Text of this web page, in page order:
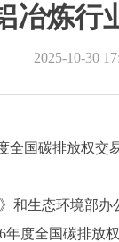
冶炼行
全国碳排放权
生态环境部办
年度全国碳排
2025-10-30